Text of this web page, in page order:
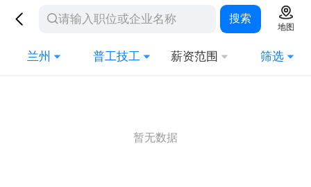
搜索
地图
兰州 普工技工 薪资范围 筛选
暂无数据